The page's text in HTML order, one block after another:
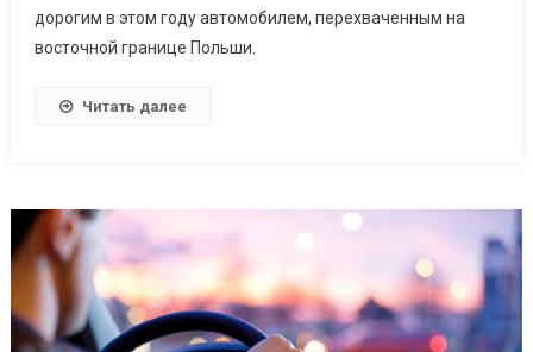
дорогим в этом году автомобилем, перехваченным на
восточной границе Польши.
Читать далее